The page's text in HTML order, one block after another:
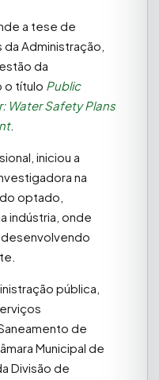
a tese de
Administração,
da
o título Public
Water Safety Plans
.
iniciou a
na
optado,
indústria, onde
desenvolvendo
pública,
de
Municipal de
Divisão de